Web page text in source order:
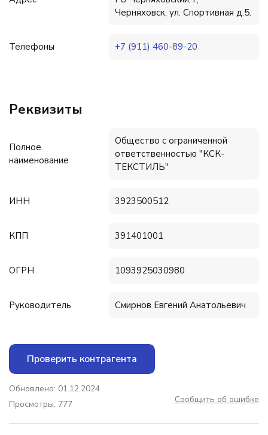
Черняховск, ул. Спортивная д.5.
Телефоны +7 (911) 460-89-20
Реквизиты
Полное
наименование
Общество с ограниченной
ответственностью "КСК-
ТЕКСТИЛЬ"
ИНН 3923500512
КПП 391401001
ОГРН 1093925030980
Руководитель Смирнов Евгений Анатольевич
Проверить контрагента
Обновлено: 01.12.2024
Просмотры: 777
Сообщить об ошибке